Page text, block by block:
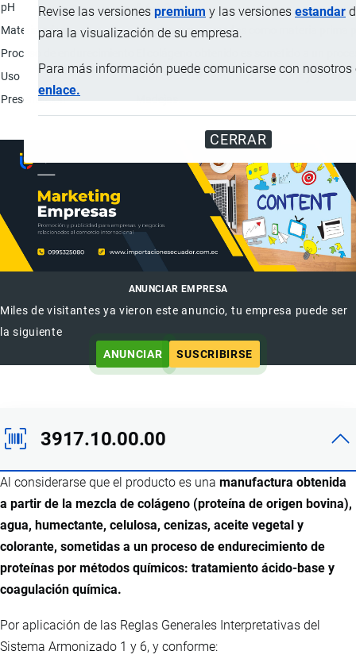
Revise las versiones premium y las versiones estandar
para la visualización de su empresa.
Para más información puede comunicarse con nosotros
enlace.
CERRAR
pH
5.6-6.2
Materia prima
Los descarnes usados como materia prima
Proceso de endurecimiento
Uso
Fabricación de embutidos cocidos y secos.
Presentación
ANUNCIAR EMPRESA
Miles de visitantes ya vieron este anuncio, tu empresa puede ser
la siguiente
ANUNCIAR
SUSCRIBIRSE
3917.10.00.00
Al considerarse que el producto es una manufactura obtenida
a partir de la mezcla de colágeno (proteína de origen bovina),
agua, humectante, celulosa, cenizas, aceite vegetal y
colorante, sometidas a un proceso de endurecimiento de
proteínas por métodos químicos: tratamiento ácido-base y
coagulación química.
Por aplicación de las Reglas Generales Interpretativas del
Sistema Armonizado 1 y 6, y conforme: